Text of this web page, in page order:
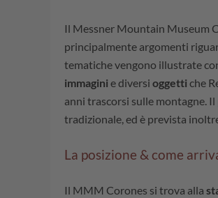
Il Messner Mountain Museum
principalmente argomenti
tematiche vengono illustrate
immagini e diversi oggetti che
anni trascorsi sulle montagne.
tradizionale, ed è prevista
La posizione & come
Il MMM Corones si trova alla